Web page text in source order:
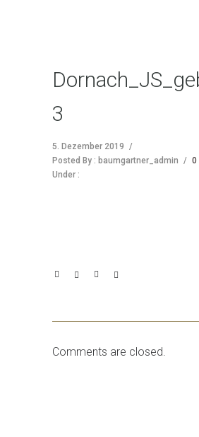
3
5. Dezember 2019 /
Posted By : baumgartner_admin / 0
Under :
Comments are closed.